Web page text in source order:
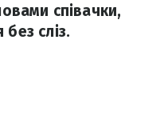
співачки,
сліз.